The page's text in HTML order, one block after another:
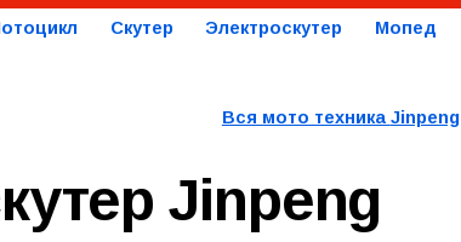
Скутер Электроскутер Мопед
Вся мото техника Jinpeng
Jinpeng